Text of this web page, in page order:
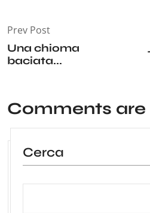
Prev Post
Una chioma
baciata...
Comments are
Cerca